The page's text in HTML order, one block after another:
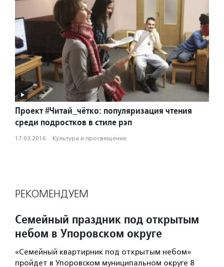
Проект #Читай_чётко: популяризация чтения
среди подростков в стиле рэп
17.03.2016 · Культура и просвещение
РЕКОМЕНДУЕМ
Семейный праздник под открытым
небом в Упоровском округе
«Семейный квартирник под открытым небом»
пройдет в Упоровском муниципальном округе 8